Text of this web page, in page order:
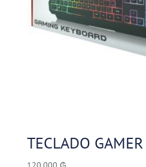
TECLADO